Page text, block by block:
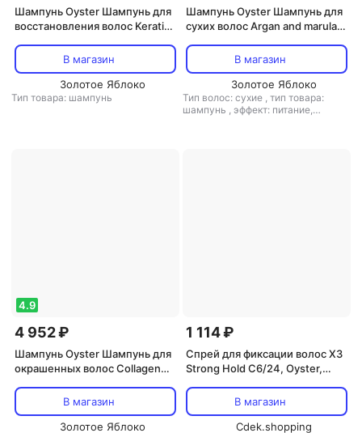
Шампунь Oyster Шампунь для
восстановления волос Keratin
COSMETICSВ магазин
Золотое Яблоко
Тип товара: шампунь
Шампунь Oyster Шампунь для
сухих волос Argan and marula
В магазин
Золотое Яблоко
Тип волос: сухие , тип товара:
шампунь , эффект: питание,
4.9
4 952 ₽
Шампунь Oyster Шампунь для
окрашенных волос Collagen
COSMETICSВ магазин
Золотое Яблоко
1 114 ₽
Спрей для фиксации волос X3
Strong Hold C6/24, Oyster,
В магазин
Cdek.shopping